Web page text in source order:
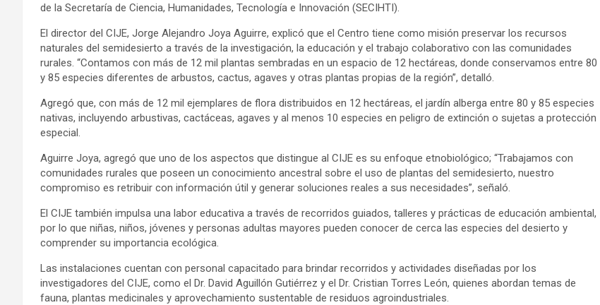
de la Secretaría de Ciencia, Humanidades, Tecnología e Innovación (SECIHTI).
El director del CIJE, Jorge Alejandro Joya Aguirre, explicó que el Centro tiene como misión preservar los recursos
naturales del semidesierto a través de la investigación, la educación y el trabajo colaborativo con las comunidades
rurales. “Contamos con más de 12 mil plantas sembradas en un espacio de 12 hectáreas, donde conservamos entre 80
y 85 especies diferentes de arbustos, cactus, agaves y otras plantas propias de la región”, detalló.
Agregó que, con más de 12 mil ejemplares de flora distribuidos en 12 hectáreas, el jardín alberga entre 80 y 85 especies
nativas, incluyendo arbustivas, cactáceas, agaves y al menos 10 especies en peligro de extinción o sujetas a protección
especial.
Aguirre Joya, agregó que uno de los aspectos que distingue al CIJE es su enfoque etnobiológico; “Trabajamos con
comunidades rurales que poseen un conocimiento ancestral sobre el uso de plantas del semidesierto, nuestro
compromiso es retribuir con información útil y generar soluciones reales a sus necesidades”, señaló.
El CIJE también impulsa una labor educativa a través de recorridos guiados, talleres y prácticas de educación ambiental,
por lo que niñas, niños, jóvenes y personas adultas mayores pueden conocer de cerca las especies del desierto y
comprender su importancia ecológica.
Las instalaciones cuentan con personal capacitado para brindar recorridos y actividades diseñadas por los
investigadores del CIJE, como el Dr. David Aguillón Gutiérrez y el Dr. Cristian Torres León, quienes abordan temas de
fauna, plantas medicinales y aprovechamiento sustentable de residuos agroindustriales.